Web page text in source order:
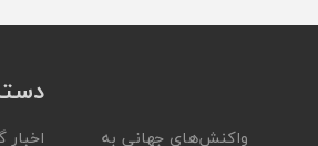
واکنش‌های جهانی به